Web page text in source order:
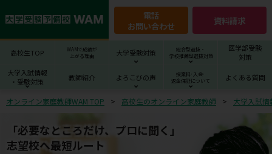
電話
お問い合わせ
資料請求
高校生TOP
WAMで成績が
上がる理由
大学受験対策
総合型選抜・
学校推薦型選抜対策
医学部受験
対策
大学入試情報
・受験対策
教師紹介 よろこびの声
授業料･入会･
返金保証について
よくある質問
オンライン家庭教師WAM TOP 高校生のオンライン家庭教師 大学入試
「必要なところだけ、プロに聞く」
志望校へ最短ルート